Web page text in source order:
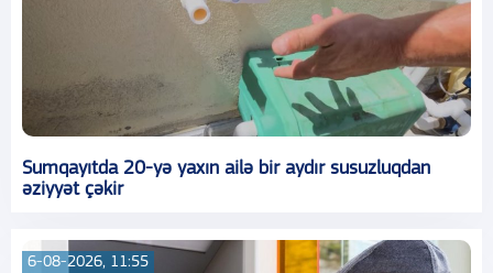
Sumqayıtda 20-yə yaxın ailə bir aydır susuzluqdan
əziyyət çəkir
6-08-2026, 11:55